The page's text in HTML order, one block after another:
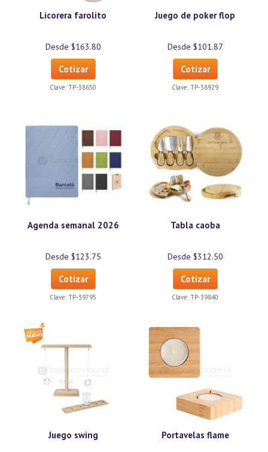
Licorera farolito
Desde $163.80
Cotizar
Clave: TP-38650
Juego de poker flop
Desde $101.87
Cotizar
Clave: TP-38929
Agenda semanal 2026
Desde $123.75
Cotizar
Clave: TP-39795
Tabla caoba
Desde $312.50
Cotizar
Clave: TP-39840
Juego swing Portavelas flame